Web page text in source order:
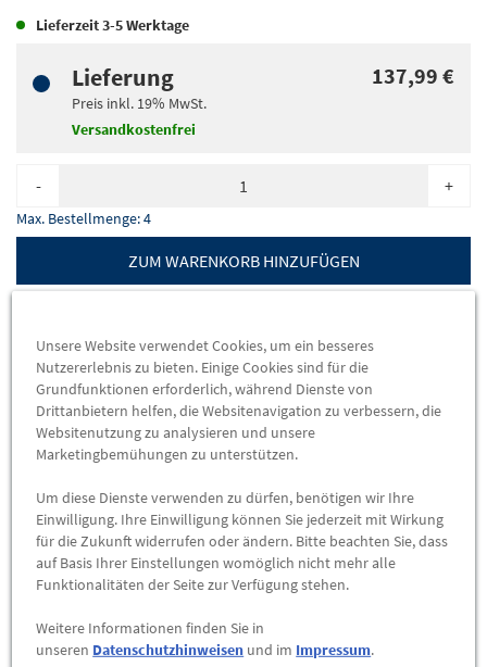
Lieferzeit3-5 Werktage
Lieferung
Preis inkl. 19% MwSt.
Versandkostenfrei
137,99 €
- +
Max. Bestellmenge:4
ZUM WARENKORB HINZUFÜGEN
EU-REIFENLABEL
DATENBLATT
50735 Köln |Tel: 022199992999 |E-Mail:
kunden@ford.com|Webseite:https://www.ford.de
SommerreifenContinental
EcoContact6 Q
Unsere Website verwendet Cookies, um ein besseres
Nutzererlebnis zu bieten. Einige Cookies sind für die
Grundfunktionen erforderlich, während Dienste von
Drittanbietern helfen, die Websitenavigation zu verbessern, die
Websitenutzung zu analysieren und unsere
Marketingbemühungen zu unterstützen.
Um diese Dienste verwenden zu dürfen, benötigen wir Ihre
Einwilligung. Ihre Einwilligung können Sie jederzeit mit Wirkung
für die Zukunft widerrufen oder ändern. Bitte beachten Sie, dass
auf Basis Ihrer Einstellungen womöglich nicht mehr alle
Funktionalitäten der Seite zur Verfügung stehen.
Weitere Informationen finden Sie in
unseren Datenschutzhinweisen und im Impressum.